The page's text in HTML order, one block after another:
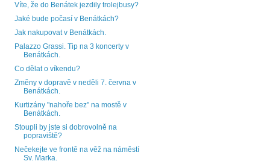
Víte, že do Benátek jezdily trolejbusy?
Jaké bude počasí v Benátkách?
Jak nakupovat v Benátkách.
Palazzo Grassi. Tip na 3 koncerty v
Benátkách.
Co dělat o víkendu?
Změny v dopravě v neděli 7. června v
Benátkách.
Kurtizány "nahoře bez" na mostě v
Benátkách.
Stoupli by jste si dobrovolně na
popraviště?
Nečekejte ve frontě na věž na náměstí
Sv. Marka.